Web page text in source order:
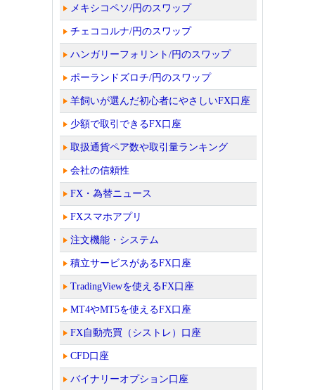
メキシコペソ/円のスワップ
チェココルナ/円のスワップ
ハンガリーフォリント/円のスワップ
ポーランドズロチ/円のスワップ
羊飼いが選んだ初心者にやさしいFX口座
少額で取引できるFX口座
取扱通貨ペア数や取引量ランキング
会社の信頼性
FX・為替ニュース
FXスマホアプリ
注文機能・システム
積立サービスがあるFX口座
TradingViewを使えるFX口座
MT4やMT5を使えるFX口座
FX自動売買（シストレ）口座
CFD口座
バイナリーオプション口座